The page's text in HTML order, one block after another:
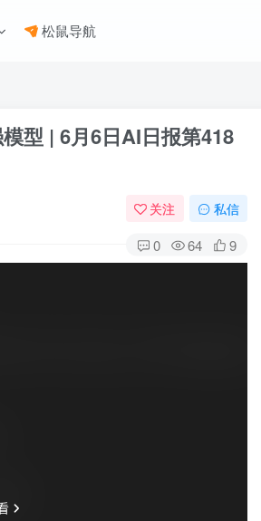
松鼠导航
型 | 6月6日AI日报第418
关注 私信
0 64 9